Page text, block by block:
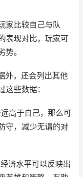
家比较自己与队
表现对比，玩家可
势。
外，还会列出其他
这些数据：
高于自己，那么可
守，减少无谓的对
济水平可以反映出